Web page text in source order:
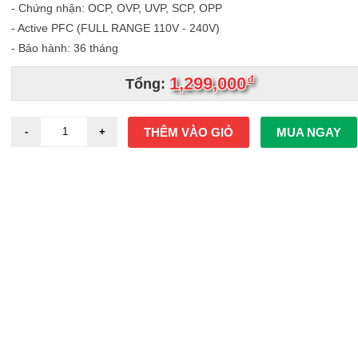
- Chứng nhận: OCP, OVP, UVP, SCP, OPP
- Active PFC (FULL RANGE 110V - 240V)
- Bảo hành: 36 tháng
Tổng: 1,299,000đ
THÊM VÀO GIỎ MUA NGAY